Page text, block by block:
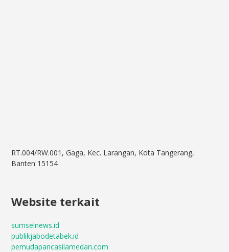
RT.004/RW.001, Gaga, Kec. Larangan, Kota Tangerang,
Banten 15154
Website terkait
sumselnews.id
publikjabodetabek.id
pemudapancasilamedan.com